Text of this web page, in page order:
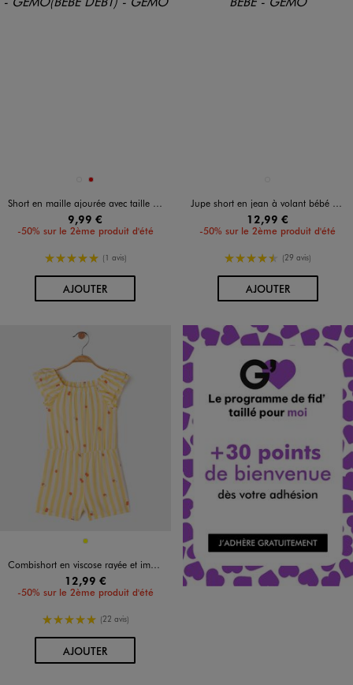
Disponible en 2 coloris
BLANC VIF
ROUGE
Short en maille ajourée avec taille élastique bébé fille
9,99 €
-50% sur le 2ème produit d'été
5/5 de moyenne
(1 avis)
AJOUTERAU PANIER
Jupe short en jean à volant bébé fille
12,99 €
-50% sur le 2ème produit d'été
4.5/5 de moyenne
(29 avis)
AJOUTERAU PANIER
Disponible en 1 coloris
JAUNE
Combishort en viscose rayée et imprimé bébé fille
12,99 €
-50% sur le 2ème produit d'été
5/5 de moyenne
(22 avis)
AJOUTERAU PANIER